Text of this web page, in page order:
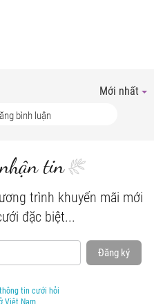
Mới nhất
tin
trình khuyến mãi mới
đặc biệt...
Đăng ký
tin cưới hỏi